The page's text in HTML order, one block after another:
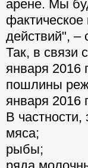
арене. Мы
действий", –
Так, в связи
января 2016
пошлины
января 2016
В частности,
мяса;
рыбы;